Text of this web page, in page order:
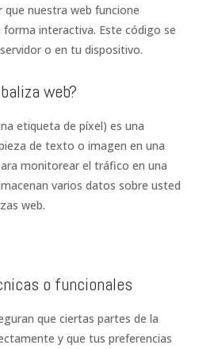
que nuestra web funcione
interactiva. Este código se
o en tu dispositivo.
web?
etiqueta de píxel) es una
de texto o imagen en una
monitorear el tráfico en una
varios datos sobre usted
web.
o funcionales
que ciertas partes de la
y que tus preferencias